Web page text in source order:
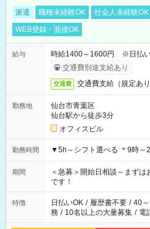
派遣 職種未経験OK 社会人未経験OK
WEB登録・面接OK
給与
時給1400～1600円 ※日払
交通費別途支給あり
交通費 交通費支給（規定あり
勤務地
仙台市青葉区
仙台駅から徒歩3分
オフィスビル
勤務時間 ▼5h～シフト
期間
＜急募＞開始日相談～まず
です！
特徴 日払いOK / 履歴書不要 / 40
務 / 10名以上の大量募集 / 電